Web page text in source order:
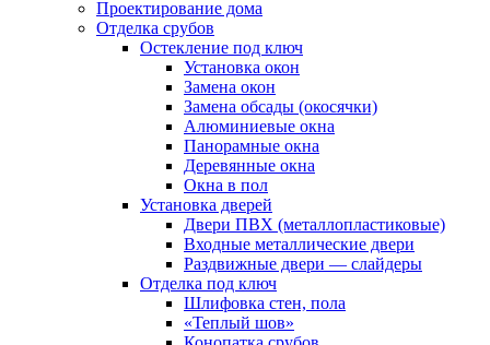
Проектирование дома
Отделка срубов
Остекление под ключ
Установка окон
Замена окон
Замена обсады (окосячки)
Алюминиевые окна
Панорамные окна
Деревянные окна
Окна в пол
Установка дверей
Двери ПВХ (металлопластиковые)
Входные металлические двери
Раздвижные двери — слайдеры
Отделка под ключ
Шлифовка стен, пола
«Теплый шов»